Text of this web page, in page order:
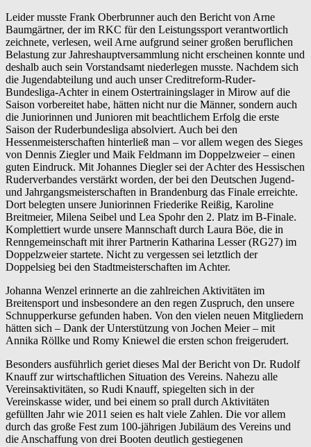
Leider musste Frank Oberbrunner auch den Bericht von Arne
Baumgärtner, der im RKC für den Leistungssport verantwortlich
zeichnete, verlesen, weil Arne aufgrund seiner großen beruflichen
Belastung zur Jahreshauptversammlung nicht erscheinen konnte und
deshalb auch sein Vorstandsamt niederlegen musste. Nachdem sich
die Jugendabteilung und auch unser Creditreform-Ruder-
Bundesliga-Achter in einem Ostertrainingslager in Mirow auf die
Saison vorbereitet habe, hätten nicht nur die Männer, sondern auch
die Juniorinnen und Junioren mit beachtlichem Erfolg die erste
Saison der Ruderbundesliga absolviert. Auch bei den
Hessenmeisterschaften hinterließ man – vor allem wegen des Sieges
von Dennis Ziegler und Maik Feldmann im Doppelzweier – einen
guten Eindruck. Mit Johannes Diegler sei der Achter des Hessischen
Ruderverbandes verstärkt worden, der bei den Deutschen Jugend-
und Jahrgangsmeisterschaften in Brandenburg das Finale erreichte.
Dort belegten unsere Juniorinnen Friederike Reißig, Karoline
Breitmeier, Milena Seibel und Lea Spohr den 2. Platz im B-Finale.
Komplettiert wurde unsere Mannschaft durch Laura Böe, die in
Renngemeinschaft mit ihrer Partnerin Katharina Lesser (RG27) im
Doppelzweier startete. Nicht zu vergessen sei letztlich der
Doppelsieg bei den Stadtmeisterschaften im Achter.
Johanna Wenzel erinnerte an die zahlreichen Aktivitäten im
Breitensport und insbesondere an den regen Zuspruch, den unsere
Schnupperkurse gefunden haben. Von den vielen neuen Mitgliedern
hätten sich – Dank der Unterstützung von Jochen Meier – mit
Annika Röllke und Romy Kniewel die ersten schon freigerudert.
Besonders ausführlich geriet dieses Mal der Bericht von Dr. Rudolf
Knauff zur wirtschaftlichen Situation des Vereins. Nahezu alle
Vereinsaktivitäten, so Rudi Knauff, spiegelten sich in der
Vereinskasse wider, und bei einem so prall durch Aktivitäten
gefüllten Jahr wie 2011 seien es halt viele Zahlen. Die vor allem
durch das große Fest zum 100-jährigen Jubiläum des Vereins und
die Anschaffung von drei Booten deutlich gestiegenen